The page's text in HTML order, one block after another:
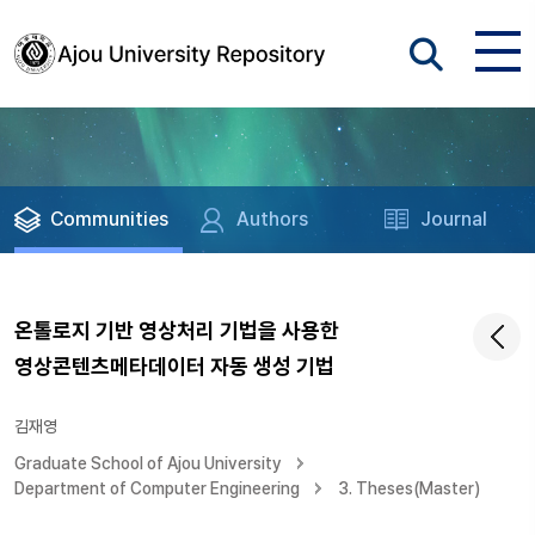
Communities Authors Journal
온톨로지 기반 영상처리 기법을 사용한
영상콘텐츠메타데이터 자동 생성 기법
김재영
Graduate School of Ajou University
Department of Computer Engineering
3. Theses(Master)